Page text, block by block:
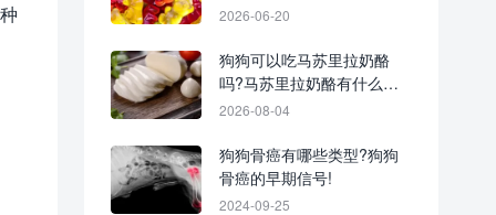
2026-06-20
狗狗可以吃马苏里拉奶酪
吗?马苏里拉奶酪有什么营
养?
2026-08-04
狗狗骨癌有哪些类型?狗狗
骨癌的早期信号!
2024-09-25